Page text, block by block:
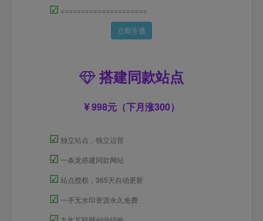
☑ =====================
立即开通
搭建同款站点
998元（下月涨300）
☑ 独立站点，独立运营
☑ 一条龙搭建同款网站
☑ 站点授权，365天自动更新
☑ 一手无水印资源永久免费
☑